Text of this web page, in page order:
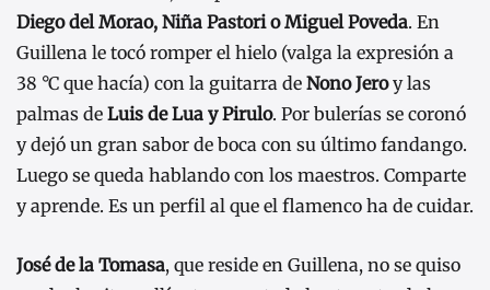
Diego del Morao, Niña Pastori o Miguel Poveda. En
Guillena le tocó romper el hielo (valga la expresión a
38 °C que hacía) con la guitarra de Nono Jeroy las
palmas de Luis de Lua y Pirulo. Por bulerías se coronó
y dejó un gran sabor de boca con su último fandango.
Luego se queda hablando con los maestros. Comparte
y aprende. Es un perfil al que el flamenco ha de cuidar.
José de la Tomasa, que reside en Guillena, no se quiso